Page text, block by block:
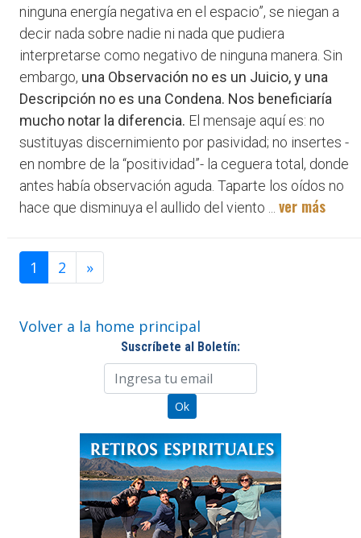
ninguna energía negativa en el espacio”, se niegan a
decir nada sobre nadie ni nada que pudiera
interpretarse como negativo de ninguna manera. Sin
embargo, una Observación no es un Juicio, y una
Descripción no es una Condena. Nos beneficiaría
mucho notar la diferencia. El mensaje aquí es: no
sustituyas discernimiento por pasividad; no insertes -
en nombre de la “positividad”- la ceguera total, donde
antes había observación aguda. Taparte los oídos no
hace que disminuya el aullido del viento ... ver más
1 2 »
Volver a la home principal
Suscríbete al Boletín: